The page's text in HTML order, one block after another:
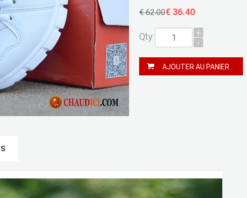
€ 62.00€ 36.40
Qty +
-
AJOUTER AU PANIER